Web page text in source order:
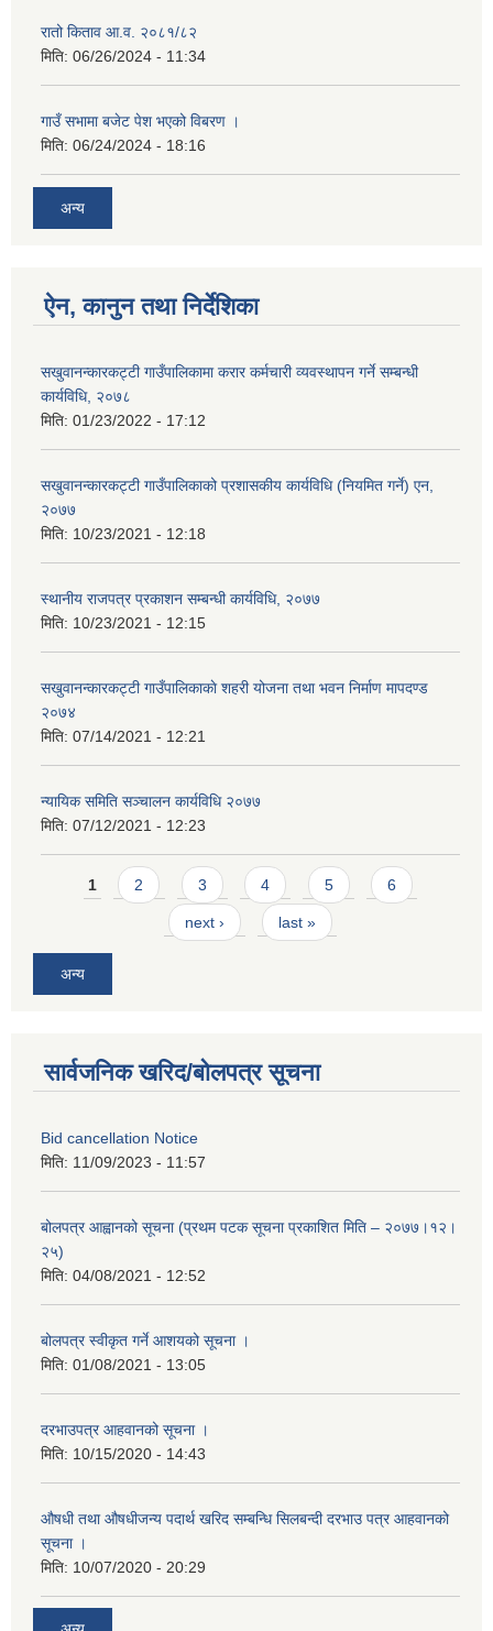
रातो किताव आ.व. २०८१/८२
मिति: 06/26/2024 - 11:34
गाउँ सभामा बजेट पेश भएको विबरण ।
मिति: 06/24/2024 - 18:16
अन्य
ऐन, कानुन तथा निर्देशिका
सखुवानन्कारकट्टी गाउँपालिकामा करार कर्मचारी व्यवस्थापन गर्ने सम्बन्धी
कार्यविधि, २०७८
मिति: 01/23/2022 - 17:12
सखुवानन्कारकट्टी गाउँपालिकाको प्रशासकीय कार्यविधि (नियमित गर्ने) एन,
२०७७
मिति: 10/23/2021 - 12:18
स्थानीय राजपत्र प्रकाशन सम्बन्धी कार्यविधि, २०७७
मिति: 10/23/2021 - 12:15
सखुवानन्कारकट्टी गाउँपालिकाकाे शहरी योजना तथा भवन निर्माण मापदण्ड
२०७४
मिति: 07/14/2021 - 12:21
न्यायिक समिति सञ्चालन कार्यविधि २०७७
मिति: 07/12/2021 - 12:23
Pages
1 2 3 4 5 6
next › last »
अन्य
सार्वजनिक खरिद/बोलपत्र सूचना
Bid cancellation Notice
मिति: 11/09/2023 - 11:57
बोलपत्र आह्वानको सूचना (प्रथम पटक सूचना प्रकाशित मिति – २०७७।१२।
२५)
मिति: 04/08/2021 - 12:52
बोलपत्र स्वीकृत गर्ने आशयको सूचना ।
मिति: 01/08/2021 - 13:05
दरभाउपत्र आहवानको सूचना ।
मिति: 10/15/2020 - 14:43
औषधी तथा औषधीजन्य पदार्थ खरिद सम्बन्धि सिलबन्दी दरभाउ पत्र आहवानको
सूचना ।
मिति: 10/07/2020 - 20:29